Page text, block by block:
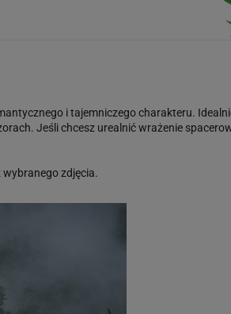
i tajemniczego charakteru.
Jeśli chcesz urealnić wrażenie
zdjęcia.